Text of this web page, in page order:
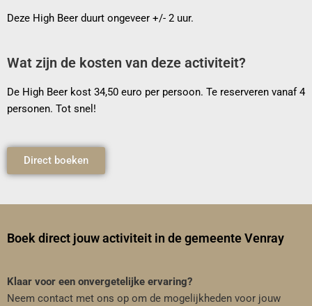
Deze High Beer duurt ongeveer +/- 2 uur.
Wat zijn de kosten van deze activiteit?
De High Beer kost 34,50 euro per persoon. Te reserveren vanaf 4
personen. Tot snel!
Direct boeken
Boek direct jouw activiteit in de gemeente Venray
Klaar voor een onvergetelijke ervaring?
Neem contact met ons op om de mogelijkheden voor jouw